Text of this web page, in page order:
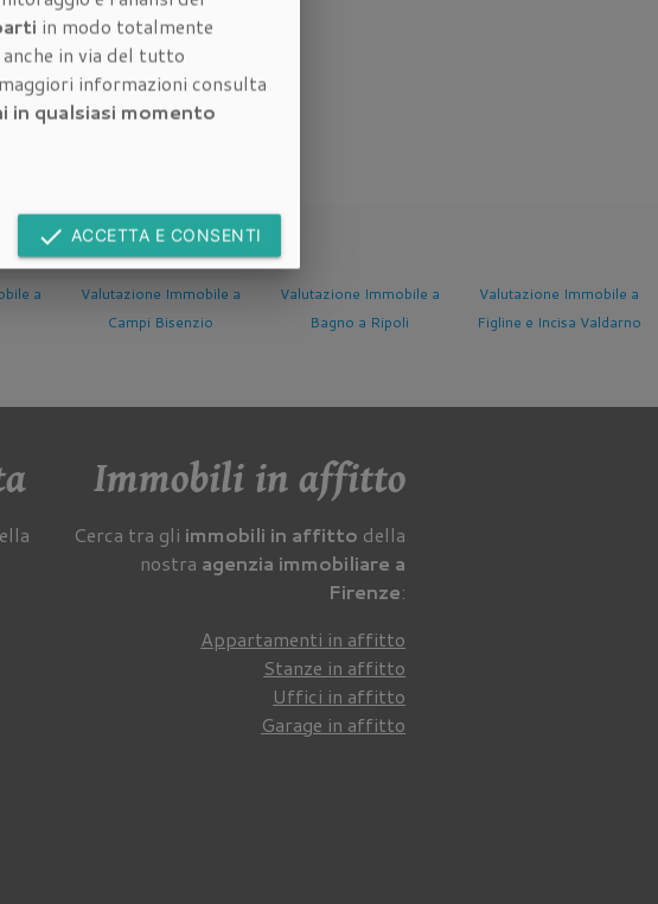
a
Valutazione Immobile a
Bagno a Ripoli
Valutazione Immobile a
Figline e Incisa Valdarno
Valutazione Immobile a
Fucecchio
Immobili in affitto
Cerca tra gli immobili in affitto della
nostra agenzia immobiliare a
Firenze:
Appartamenti in affitto
Stanze in affitto
Uffici in affitto
Garage in affitto
in modo totalmente
in via del tutto
informazioni consulta
in qualsiasi momento
done ACCETTA E CONSENTI